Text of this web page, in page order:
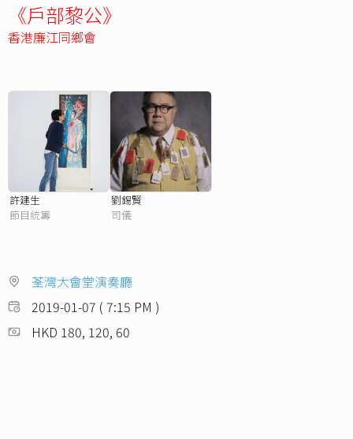
《戶部黎公》
香港廉江同鄉會
許建生
節目統籌
劉錫賢
司儀
荃灣大會堂演奏廳
2019-01-07 ( 7:15 PM )
HKD 180, 120, 60